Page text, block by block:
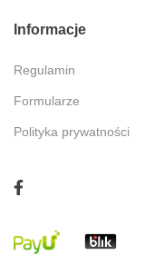
Informacje
Regulamin
Formularze
Polityka prywatności